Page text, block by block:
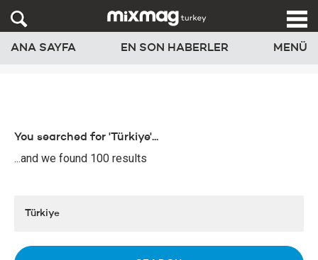
ANA SAYFA EN SON HABERLER MENÜ
You searched for 'Türkiye'...
...and we found 100 results